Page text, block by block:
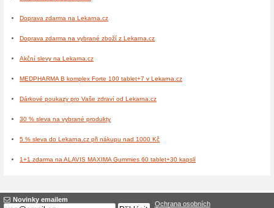
Zima je náročné období
pokožku. Lékárna.cz
kosmetiku od značek jako
Roche-Posay poskytuje
ideální pro citlivou a
někoho, kdo miluje
sázka na jistotu - sleva
nabízí speciální akci 3 za